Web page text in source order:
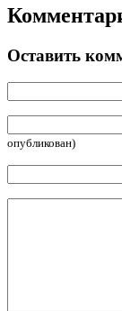
Оставить
опубликован)